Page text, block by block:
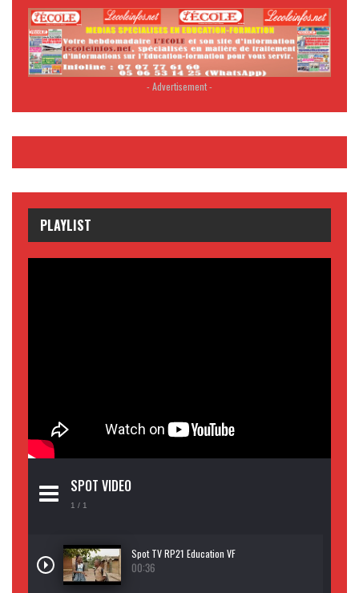
- Advertisement -
PLAYLIST
SPOT VIDEO
1 / 1
Spot TV RP21 Education VF
00:36